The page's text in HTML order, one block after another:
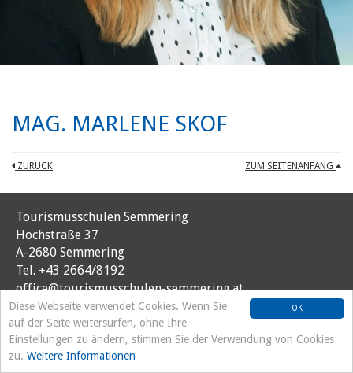
OK
Diese Webseite verwendet Cookies. Wenn Sie
auf der Seite weitersurfen, ohne Ihre
Einstellungen zu ändern, stimmen Sie der Verwendung von Cookies
zu. Weitere Informationen
MAG. MARLENE SKOF
ZURÜCK ZUM SEITENANFANG
Tourismusschulen Semmering
Hochstraße 37
A-2680 Semmering
Tel. +43 2664/8192
office@tourismusschulen-semmering.at